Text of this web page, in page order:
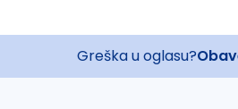
Greška u oglasu?